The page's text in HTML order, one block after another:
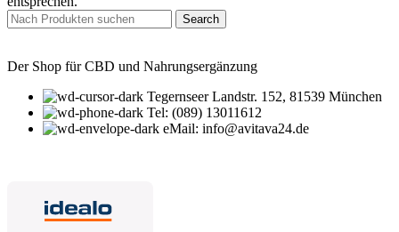
Search
Der Shop für CBD und Nahrungsergänzung
Tegernseer Landstr. 152, 81539 München
Tel: (089) 13011612
eMail: info@avitava24.de